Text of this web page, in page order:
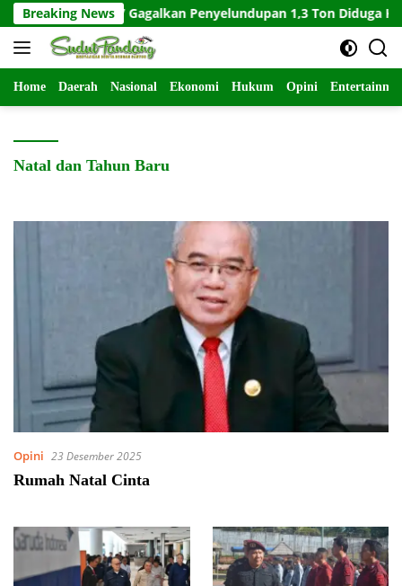
Langsung
ke
konten
Breaking News
627 Gagalkan Penyelundupan 1,3 Ton Diduga Ketamin di
Home Daerah Nasional Ekonomi Hukum Opini
Natal dan Tahun Baru
Opini 23 Desember 2025
Rumah Natal Cinta